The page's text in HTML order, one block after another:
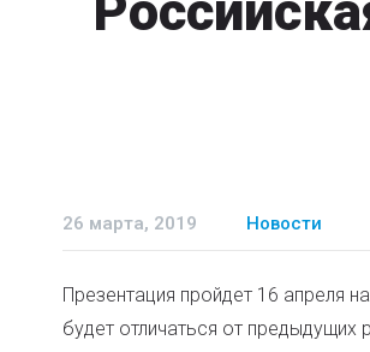
26 марта, 2019 Новости
Презентация пройдет 16 апреля
будет отличаться от предыдущих